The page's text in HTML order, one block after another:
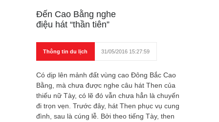
Đến Cao Bằng nghe
điệu hát “thần tiên”
Thông tin du lịch 31/05/2016 15:27:59
Có dịp lên mảnh đất vùng cao Đông Bắc Cao
Bằng, mà chưa được nghe câu hát Then của
thiếu nữ Tày, có lẽ đó vẫn chưa hẳn là chuyến
đi trọn vẹn. Trước đây, hát Then phục vụ cung
đình, sau là cúng lễ. Bởi theo tiếng Tày, then